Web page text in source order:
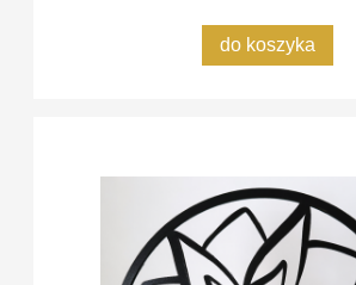
do koszyka